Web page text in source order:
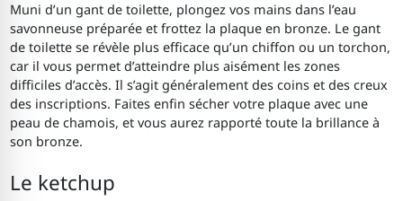
Muni d’un gant de toilette, plongez vos mains dans l’eau
savonneuse préparée et frottez la plaque en bronze. Le gant
de toilette se révèle plus efficace qu’un chiffon ou un torchon,
car il vous permet d’atteindre plus aisément les zones
difficiles d’accès. Il s’agit généralement des coins et des creux
des inscriptions. Faites enfin sécher votre plaque avec une
peau de chamois, et vous aurez rapporté toute la brillance à
son bronze.
Le ketchup